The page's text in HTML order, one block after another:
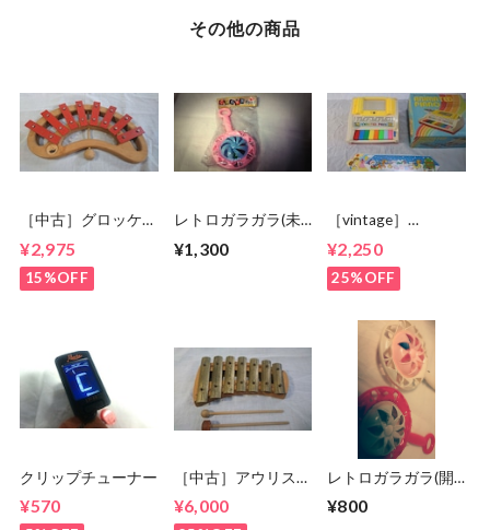
その他の商品
［中古］グロッケ
¥2,975
15%OFF
レトロガラガラ(未
¥1,300
［vintage］
¥2,250
25%OFF
クリップチューナー
¥570
［中古］アウリス
トニック7keys
¥6,000
レトロガラガラ(開
¥800